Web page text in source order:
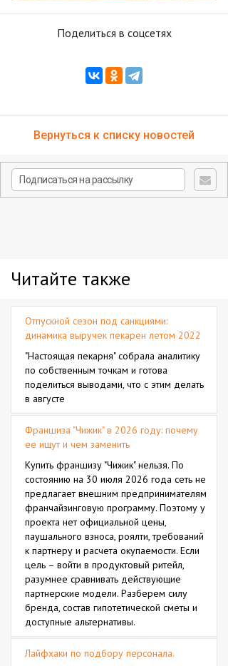
Поделиться в соцсетях
Вернуться к списку новостей
Читайте также
Отпускной сезон под санкциями:
динамика выручек пекарен летом 2022
"Настоящая пекарня" собрала аналитику
по собственным точкам и готова
поделиться выводами, что с этим делать
в августе
Франшиза "Чижик" в 2026 году: почему
ее ищут и чем заменить
Купить франшизу "Чижик" нельзя. По
состоянию на 30 июля 2026 года сеть не
предлагает внешним предпринимателям
франчайзинговую программу. Поэтому у
проекта нет официальной цены,
паушального взноса, роялти, требований
к партнеру и расчета окупаемости. Если
цель – войти в продуктовый ритейл,
разумнее сравнивать действующие
партнерские модели. Разберем силу
бренда, состав гипотетической сметы и
доступные альтернативы.
Лайфхаки по подбору персонала.